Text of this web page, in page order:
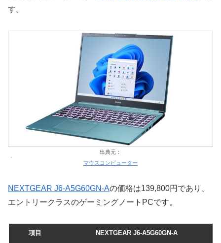
す。
出典元：
マウスコンピューター
NEXTGEAR J6-A5G60GN-Aの価格は139,800円であり、
エントリークラスのゲーミングノートPCです。
項目 NEXTGEAR J6-A5G60GN-A